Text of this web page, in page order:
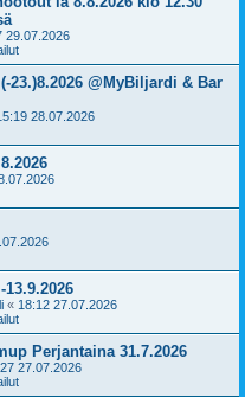
29.07.2026
23.)8.2026 @MyBiljardi & Bar
28.07.2026
13.9.2026
« 18:12 27.07.2026
Perjantaina 31.7.2026
27.07.2026